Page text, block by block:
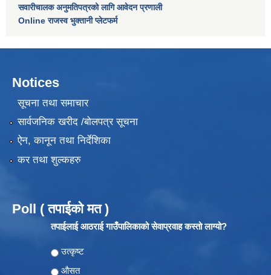
सवारीचालक अनुमतिपत्रको लागि आवेदन प्रणाली
Online राजस्व भुक्तानी प्लेटफर्म
Notices
सूचना तथा समाचार
सार्वजनिक खरीद /बोलपत्र सूचना
ऐन, कानून तथा निर्देशिका
कर तथा शुल्कहरु
Poll ( तपाईको मत )
तपाईलाई आठराई गाउँपालिकाको सेवाप्रवाह कस्तो लाग्यो?
Choices
उत्कृष्ट
औसत